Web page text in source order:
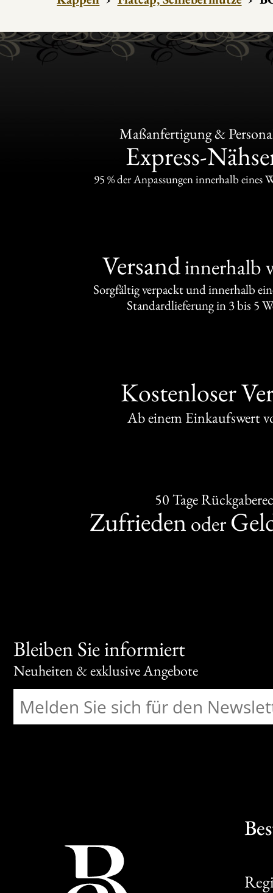
Maßanfertigung &
Express-
95 % der Anpassungen innerhalb eines
Versandinnerhalb
Sorgfältig verpackt und innerhalb
Standardlieferung in 3 bis 5
Kostenloser
Ab einem Einkaufswert
50 Tage
Zufrieden oder
Bleiben Sie informiert
Neuheiten & exklusive Angebote